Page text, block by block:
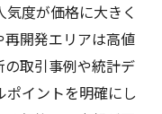
度が価格に大きく
開発エリアは高値
取引事例や統計デ
イントを明確にし